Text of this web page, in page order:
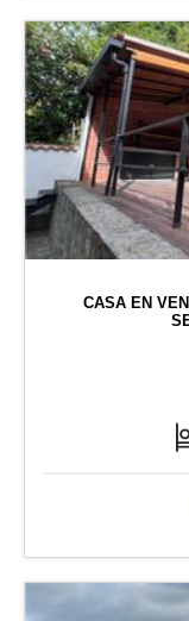
CASA EN